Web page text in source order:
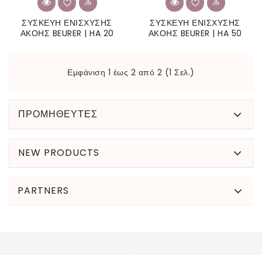
ΣΥΣΚΕΥΗ ΕΝΙΣΧΥΣΗΣ
ΑΚΟΗΣ BEURER | HA 20
ΣΥΣΚΕΥΗ ΕΝΙΣΧΥΣΗΣ
ΑΚΟΗΣ BEURER | HA 50
Εμφάνιση 1 έως 2 από 2 (1 Σελ.)
ΠΡΟΜΗΘΕΥΤΕΣ
NEW PRODUCTS
PARTNERS